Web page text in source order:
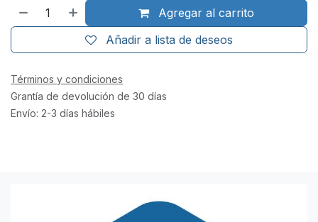
Agregar al carrito
Añadir a lista de deseos
Términos y condiciones
Grantía de devolución de 30 días
Envío: 2-3 días hábiles